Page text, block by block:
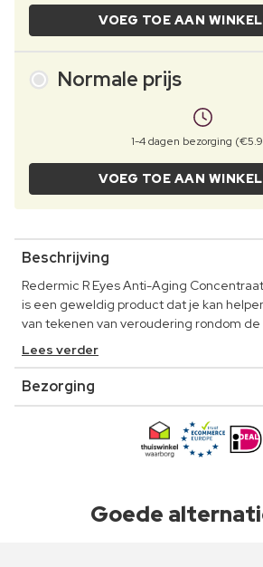
VOEG TOE AAN
Normale prijs
1-4 dagen bezorging
VOEG TOE AAN
Beschrijving
Redermic R Eyes Anti-Aging
is een geweldig product dat je kan
van tekenen van veroudering rondom de
Lees verder
Bezorging
Goede